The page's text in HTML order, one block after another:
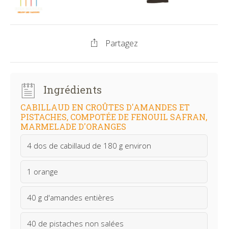
Partagez
Ingrédients
CABILLAUD EN CROÛTES D'AMANDES ET
PISTACHES, COMPOTÉE DE FENOUIL SAFRAN,
MARMELADE D'ORANGES
4 dos de cabillaud de 180 g environ
1 orange
40 g d'amandes entières
40 de pistaches non salées